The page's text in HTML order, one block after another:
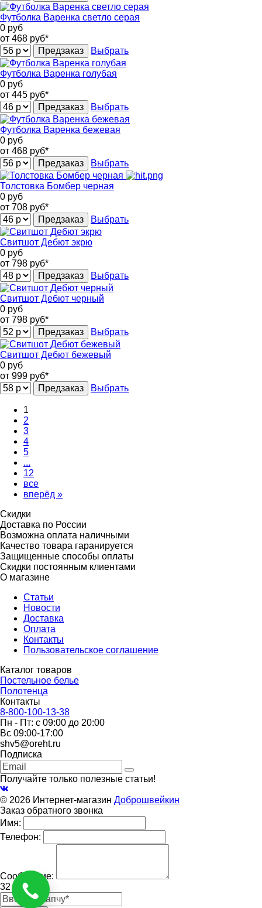
Футболка Варенка светло серая
0 руб
от 468 руб*
Предзаказ
Выбрать
Футболка Варенка голубая
0 руб
от 445 руб*
Предзаказ
Выбрать
Футболка Варенка бежевая
0 руб
от 468 руб*
Предзаказ
Выбрать
Толстовка Бомбер черная
0 руб
от 708 руб*
Предзаказ
Выбрать
Свитшот Дебют экрю
0 руб
от 798 руб*
Предзаказ
Выбрать
Свитшот Дебют черный
0 руб
от 798 руб*
Предзаказ
Выбрать
Свитшот Дебют бежевый
0 руб
от 999 руб*
Предзаказ
Выбрать
1
2
3
4
5
...
12
все
вперёд »
Скидки
Доставка по России
Возможна оплата наличными
Качество товара гаранируется
Защищенные способы оплаты
Скидки постоянным клиентами
О магазине
Статьи
Новости
Доставка
Оплата
Контакты
Пользовательское соглашение
Каталог товаров
Постельное белье
Полотенца
Контакты
8-800-100-13-38
Пн - Пт: с 09:00 до 20:00
Вс 09:00-17:00
shv5@oreht.ru
Подписка
Получайте только полезные статьи!
© 2026 Интернет-магазин Доброшвейкин
Заказ обратного звонка
Имя:
Телефон:
Сообщение:
32 + ? = 35